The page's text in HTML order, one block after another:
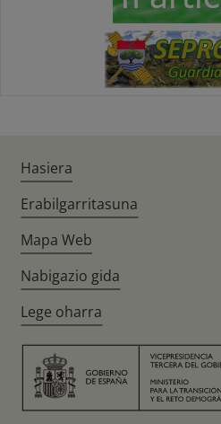
Hasiera
Erabilgarritasuna
Mapa Web
Nabigazio gida
Lege oharra